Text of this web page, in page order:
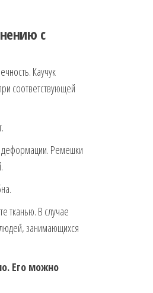
с
Каучук
соответствующей
деформации. Ремешки
тканью. В случае
занимающихся
Его можно